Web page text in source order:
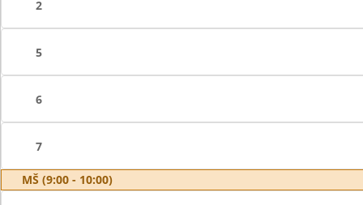
2
5
6
7
MŠ (9:00 - 10:00)